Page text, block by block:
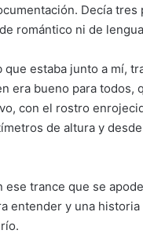
Decía
romántico ni de
que estaba junto a mí,
era bueno para todos,
con el rostro
de altura y
ese trance que se
entender y una